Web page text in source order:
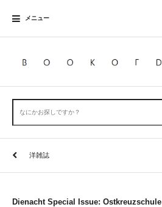
メニュー
洋雑誌
Dienacht Special Issue: Ostkreuzschule